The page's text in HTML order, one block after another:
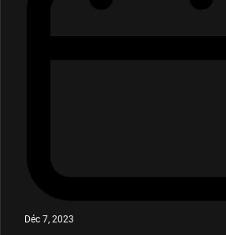
Déc 7, 2023